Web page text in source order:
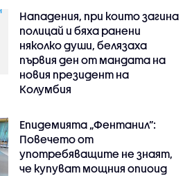
Нападения, при които загина
полицай и бяха ранени
няколко души, белязаха
първия ден от мандата на
новия президент на
Колумбия
Епидемията „Фентанил”:
Повечето от
употребяващите не знаят,
че купуват мощния опиоид